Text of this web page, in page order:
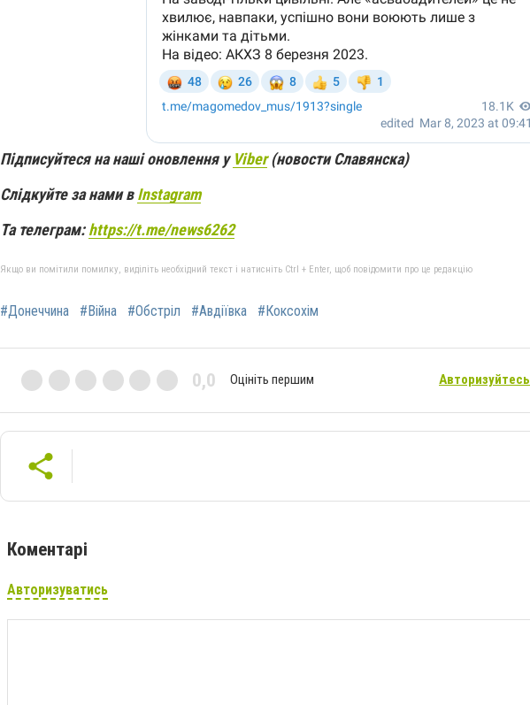
Підписуйтеся на наші оновлення у Viber(новости Славянска)
Слідкуйте за нами вInstagram
Та телеграм:https://t.me/news6262
Якщо ви помітили помилку, виділіть необхідний текст і натисніть Ctrl + Enter, щоб повідомити про це редакцію
#Донеччина #Війна #Обстріл #Авдіївка #Коксохім
0,0 Оцініть першим Авторизуйтесь
Коментарі
Авторизуватись